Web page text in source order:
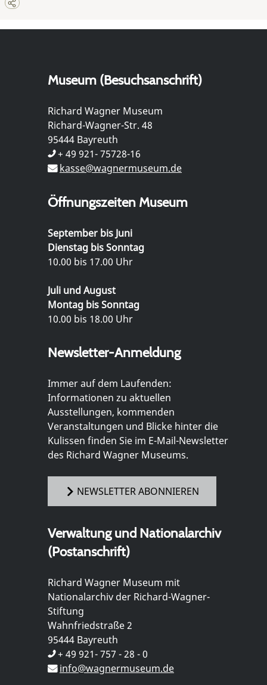
Museum (Besuchsanschrift)
Richard Wagner Museum
Richard-Wagner-Str. 48
95444 Bayreuth
+ 49 921- 75728-16
kasse@wagnermuseum.de
Öffnungszeiten Museum
September bis Juni
Dienstag bis Sonntag
10.00 bis 17.00 Uhr
Juli und August
Montag bis Sonntag
10.00 bis 18.00 Uhr
Newsletter-Anmeldung
Immer auf dem Laufenden:
Informationen zu aktuellen
Ausstellungen, kommenden
Veranstaltungen und Blicke hinter die
Kulissen finden Sie im E-Mail-Newsletter
des Richard Wagner Museums.
NEWSLETTER ABONNIEREN
Verwaltung und Nationalarchiv
(Postanschrift)
Richard Wagner Museum mit
Nationalarchiv der Richard-Wagner-
Stiftung
Wahnfriedstraße 2
95444 Bayreuth
+ 49 921- 757 - 28 - 0
info@wagnermuseum.de